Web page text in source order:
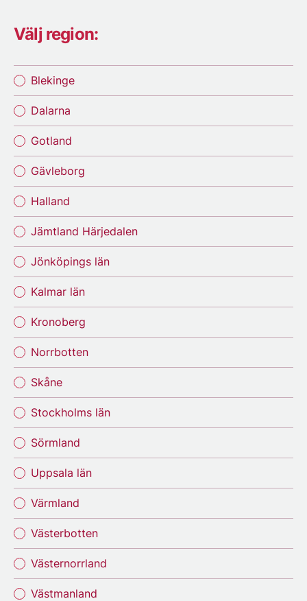
Välj region:
Blekinge
Dalarna
Gotland
Gävleborg
Halland
Jämtland Härjedalen
Jönköpings län
Kalmar län
Kronoberg
Norrbotten
Skåne
Stockholms län
Sörmland
Uppsala län
Värmland
Västerbotten
Västernorrland
Västmanland